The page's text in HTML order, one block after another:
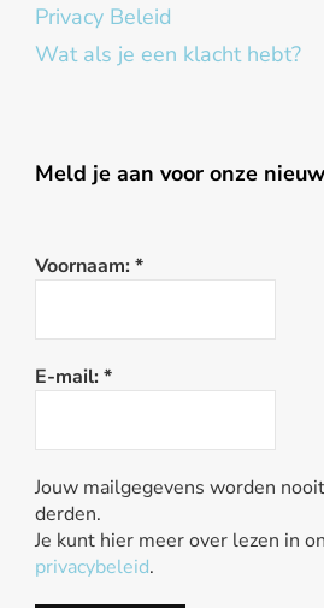
Privacy Beleid
Wat als je een klacht hebt?
Meld je aan voor onze
Voornaam: *
E-mail: *
Jouw mailgegevens worden
derden.
Je kunt hier meer over lezen in
privacybeleid.